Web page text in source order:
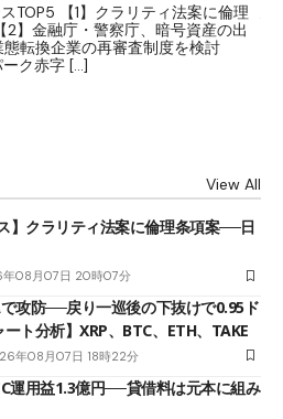
TOP5 【1】クラリティ法案に倫理
】金融庁・警察庁、暗号資産の出
転換企業の再審査制度を検討
ーク赤字 […]
View All
】クラリティ法案に倫理条項案──日
08月07日 20時07分
攻防──戻り一巡後の下抜けで0.95ド
ト分析】XRP、BTC、ETH、TAKE
年08月07日 18時22分
運用益1.3億円──貸借料は元本に組み